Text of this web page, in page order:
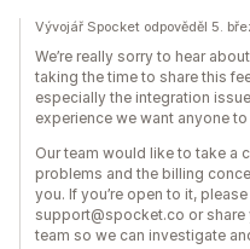
Vývojář Spocket odpověděl 5.
We’re really sorry to hear
taking the time to share this
especially the integration
experience we want anyone to
Our team would like to take a
problems and the billing
you. If you’re open to it,
support@spocket.co or
team so we can investigate